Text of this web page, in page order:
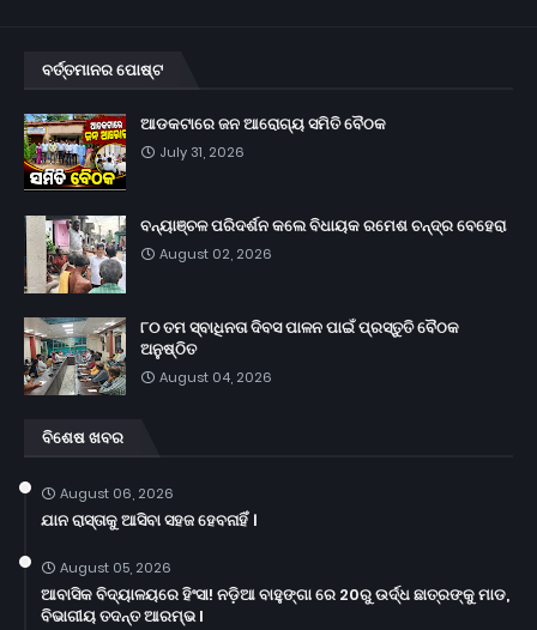
ବର୍ତ୍ତମାନର ପୋଷ୍ଟ
ଆଡକଟାରେ ଜନ ଆରୋଗ୍ୟ ସମିତି ବୈଠକ
July 31, 2026
ବନ୍ୟାଞ୍ଚଳ ପରିଦର୍ଶନ କଲେ ବିଧାୟକ ରମେଶ ଚନ୍ଦ୍ର ବେହେରା
August 02, 2026
୮୦ ତମ ସ୍ବାଧିନତା ଦିବସ ପାଳନ ପାଇଁ ପ୍ରସ୍ତୁତି ବୈଠକ
ଅନୁଷ୍ଠିତ
August 04, 2026
ବିଶେଷ ଖବର
August 06, 2026
ଯାନ ରାସ୍ତାକୁ ଆସିବା ସହଜ ହେବନାହିଁ ।
August 05, 2026
ଆବାସିକ ବିଦ୍ୟାଳୟରେ ହିଂସା! ନଡ଼ିଆ ବାହୁଙ୍ଗା ରେ 20ରୁ ଉର୍ଦ୍ଧ ଛାତ୍ରଙ୍କୁ ମାଡ,
ବିଭାଗୀୟ ତଦନ୍ତ ଆରମ୍ଭ l